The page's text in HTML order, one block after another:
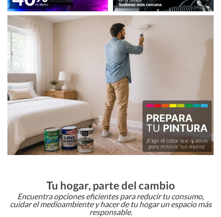
Tu hogar, parte del cambio
Encuentra opciones eficientes para reducir tu consumo,
cuidar el medioambiente y hacer de tu hogar un espacio más
responsable.